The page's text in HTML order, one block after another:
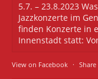
5.7. – 23.8.2023
Jazzkonzerte im
finden Konzerte in
Innenstadt statt:
View on Facebook · Share